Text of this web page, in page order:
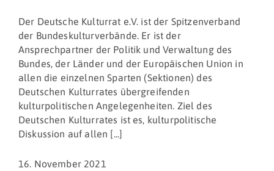
Der Deutsche Kulturrat e.V. ist der Spitzenverband
der Bundeskulturverbände. Er ist der
Ansprechpartner der Politik und Verwaltung des
Bundes, der Länder und der Europäischen Union in
allen die einzelnen Sparten (Sektionen) des
Deutschen Kulturrates übergreifenden
kulturpolitischen Angelegenheiten. Ziel des
Deutschen Kulturrates ist es, kulturpolitische
Diskussion auf allen [...]
16. November 2021